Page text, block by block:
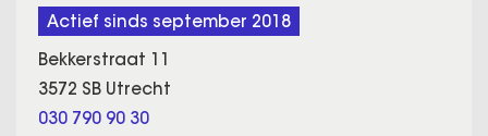
Actief sinds september 2018
Bekkerstraat 11
3572 SB Utrecht
030 790 90 30